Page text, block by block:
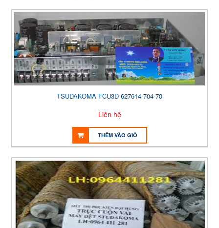
TSUDAKOMA FCU3D 627614-704-70
Liên hệ
THÊM VÀO GIỎ